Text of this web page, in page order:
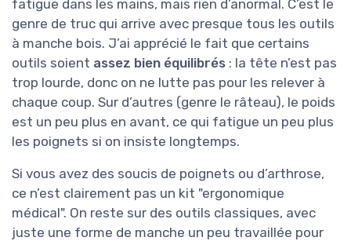
fatigue dans les mains, mais rien d’anormal. C’est le
genre de truc qui arrive avec presque tous les outils
à manche bois. J’ai apprécié le fait que certains
outils soient assez bien équilibrés : la tête n’est pas
trop lourde, donc on ne lutte pas pour les relever à
chaque coup. Sur d’autres (genre le râteau), le poids
est un peu plus en avant, ce qui fatigue un peu plus
les poignets si on insiste longtemps.
Si vous avez des soucis de poignets ou d’arthrose,
ce n’est clairement pas un kit "ergonomique
médical". On reste sur des outils classiques, avec
juste une forme de manche un peu travaillée pour